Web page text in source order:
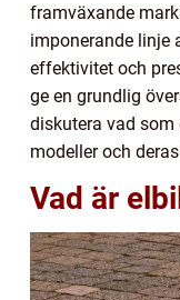
framväxande
imponerande linje
effektivitet och
ge en grundlig
diskutera vad som
modeller och
Vad är